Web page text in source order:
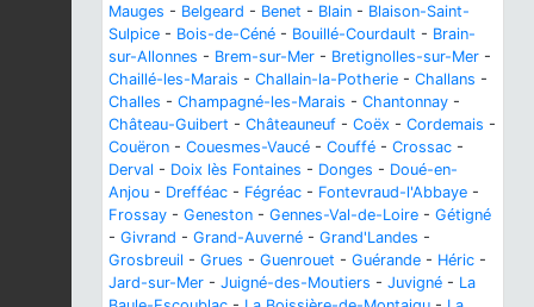
Mauges - Belgeard - Benet - Blain - Blaison-Saint-
Sulpice - Bois-de-Céné - Bouillé-Courdault - Brain-
sur-Allonnes - Brem-sur-Mer - Bretignolles-sur-Mer -
Chaillé-les-Marais - Challain-la-Potherie - Challans -
Challes - Champagné-les-Marais - Chantonnay -
Château-Guibert - Châteauneuf - Coëx - Cordemais -
Couëron - Couesmes-Vaucé - Couffé - Crossac -
Derval - Doix lès Fontaines - Donges - Doué-en-
Anjou - Drefféac - Fégréac - Fontevraud-l'Abbaye -
Frossay - Geneston - Gennes-Val-de-Loire - Gétigné
- Givrand - Grand-Auverné - Grand'Landes -
Grosbreuil - Grues - Guenrouet - Guérande - Héric -
Jard-sur-Mer - Juigné-des-Moutiers - Juvigné - La